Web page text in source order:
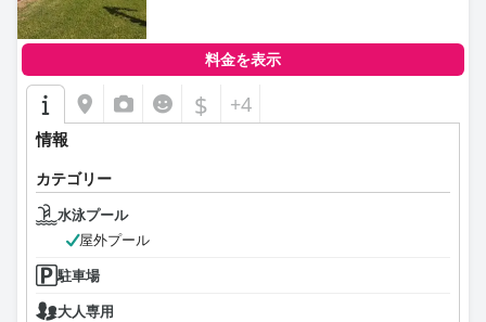
料金を表示
$ +4
情報
カテゴリー
水泳プール
屋外プール
駐車場
大人専用